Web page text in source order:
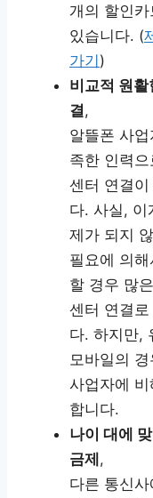
개의 할인
있습니다. (
가기)
비교적 원활
결,
알뜰폰 사
족한 인력
센터 연결
다. 사실, 이
제가 되지
필요에 의
할 경우 많
센터 연결
다. 하지만,
모바일의
사업자에
합니다.
나이 대에
금제,
다른 통신